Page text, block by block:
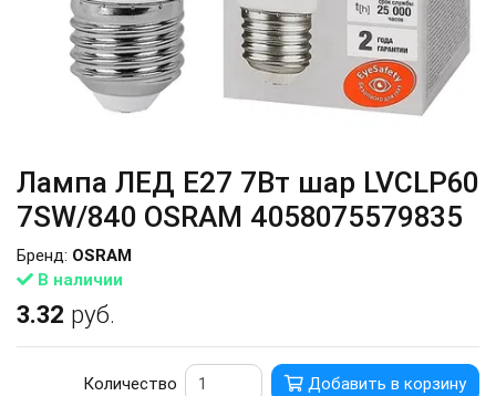
Лампа ЛЕД E27 7Вт шар LVCLP60
7SW/840 OSRAM 4058075579835
В наличии
Бренд: OSRAM
3.32 руб.
Количество Добавить в корзину